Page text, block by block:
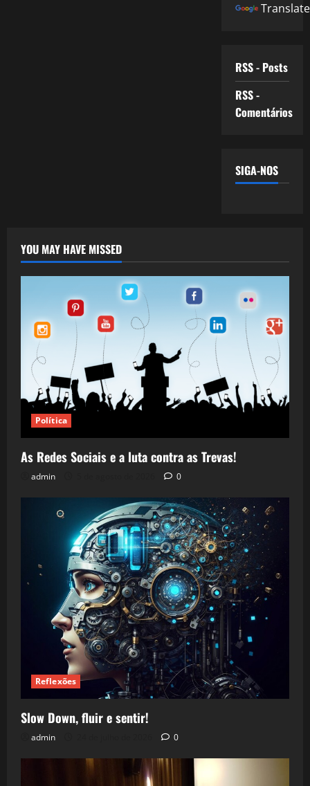
Translate
RSS - Posts
RSS -
Comentários
SIGA-NOS
YOU MAY HAVE MISSED
Política
As Redes Sociais e a luta contra as Trevas!
admin 0
Reflexões
Slow Down, fluir e sentir!
admin 0